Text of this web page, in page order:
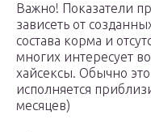
Важно! Показатели
зависеть от
состава корма и
многих интересует
хайсексы. Обычно
исполняется
месяцев)